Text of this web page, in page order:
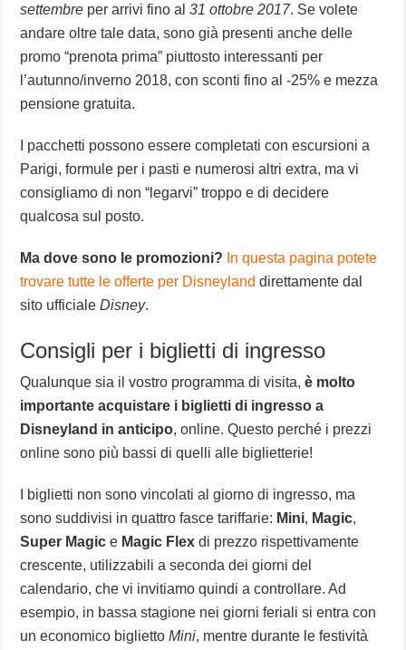
settembre per arrivi fino al31 ottobre 2017. Se volete
andare oltre tale data, sono già presenti anche delle
promo “prenota prima” piuttosto interessanti per
l’autunno/inverno 2018, con sconti fino al -25% e mezza
pensione gratuita.
I pacchetti possono essere completati con escursioni a
Parigi, formule per i pasti e numerosi altri extra, ma vi
consigliamo di non “legarvi” troppo e di decidere
qualcosa sul posto.
Ma dove sono le promozioni? In questa pagina potete
trovare tutte le offerte per Disneyland direttamente dal
sito ufficialeDisney.
Consigli per i biglietti di ingresso
Qualunque sia il vostro programma di visita,è molto
importante acquistare i biglietti di ingresso a
Disneyland in anticipo, online. Questo perché i prezzi
online sono più bassi di quelli alle biglietterie!
I biglietti non sono vincolati al giorno di ingresso, ma
sono suddivisi in quattro fasce tariffarie: Mini, Magic,
Super Magic e Magic Flex di prezzo rispettivamente
crescente, utilizzabili a seconda dei giorni del
calendario, che vi invitiamo quindi a controllare. Ad
esempio, in bassa stagione nei giorni feriali si entra con
un economico bigliettoMini, mentre durante le festività